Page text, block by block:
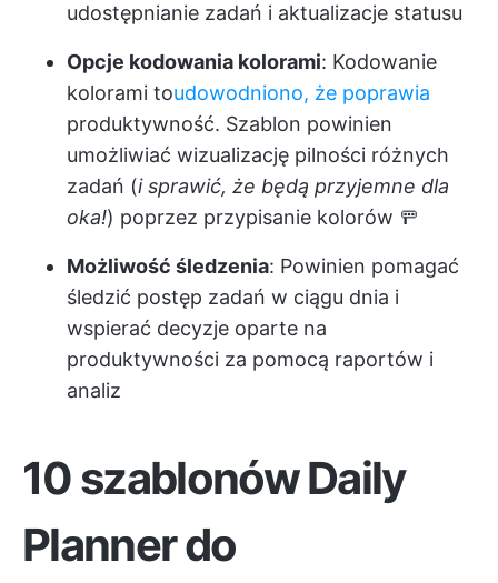
udostępnianie zadań i aktualizacje statusu
Opcje kodowania kolorami: Kodowanie
kolorami toudowodniono, że poprawia
produktywność. Szablon powinien
umożliwiać wizualizację pilności różnych
zadań (i sprawić, że będą przyjemne dla
oka!) poprzez przypisanie kolorów 🚥
Możliwość śledzenia: Powinien pomagać
śledzić postęp zadań w ciągu dnia i
wspierać decyzje oparte na
produktywności za pomocą raportów i
analiz
10 szablonów Daily
Planner do